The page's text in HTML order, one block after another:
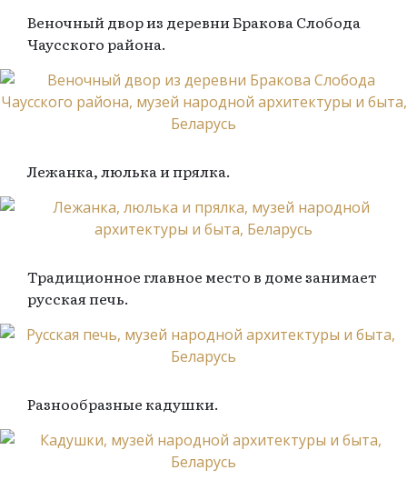
Веночный двор из деревни Бракова Слобода
Чаусского района.
Лежанка, люлька и прялка.
Традиционное главное место в доме занимает
русская печь.
Разнообразные кадушки.